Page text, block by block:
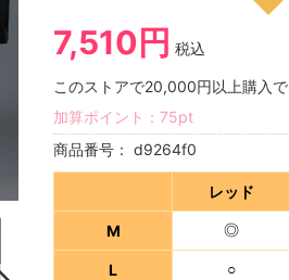
7,510円 税込
このストアで20,000円以上購入で
加算ポイント： 75pt
商品番号： d9264f0
レッド
M ◎
L ○